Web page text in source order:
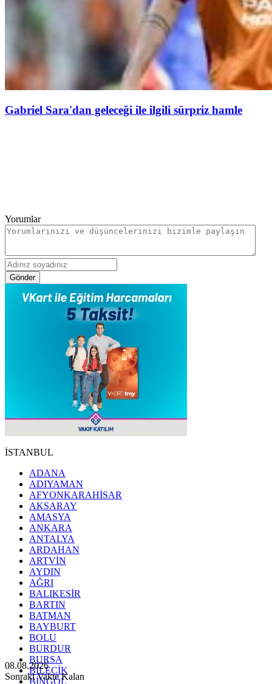
Gabriel Sara'dan geleceği ile ilgili sürpriz hamle
Yorumlar
Gönder
İSTANBUL
ADANA
ADIYAMAN
AFYONKARAHİSAR
AKSARAY
AMASYA
ANKARA
ANTALYA
ARDAHAN
ARTVİN
AYDIN
AĞRI
BALIKESİR
BARTIN
BATMAN
BAYBURT
BOLU
BURDUR
BURSA
BİLECİK
BİNGÖL
08.08.2026
Sonraki Vakte Kalan